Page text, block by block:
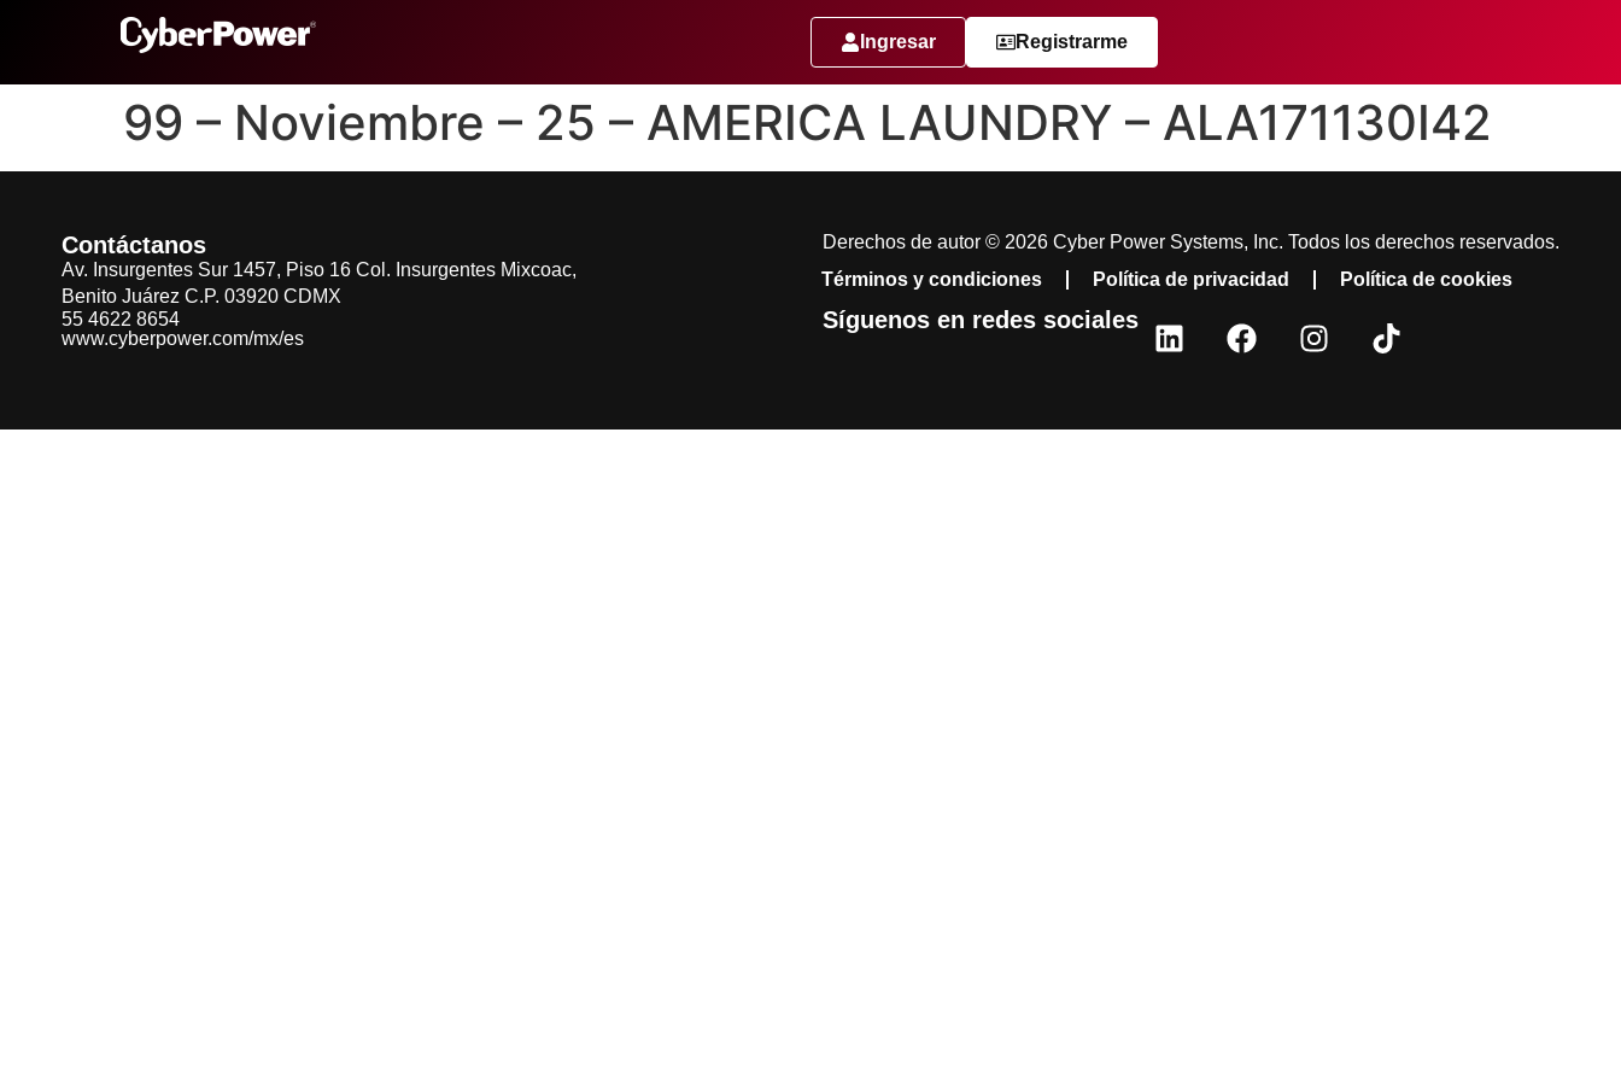
Ingresar Registrarme
99 – Noviembre – 25 – AMERICA LAUNDRY – ALA171130I42
Contáctanos
Av. Insurgentes Sur 1457, Piso 16 Col. Insurgentes Mixcoac,
Benito Juárez C.P. 03920 CDMX
55 4622 8654
www.cyberpower.com/mx/es
Derechos de autor © 2026 Cyber Power Systems, Inc. Todos los derechos reservados.
Términos y condiciones
Política de privacidad Política de cookies
Síguenos en redes sociales